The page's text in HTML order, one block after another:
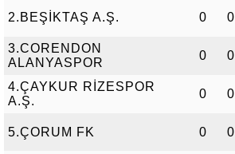
2.BEŞİKTAŞ A.Ş. 0 0
3.CORENDON
ALANYASPOR
0 0
4.ÇAYKUR RİZESPOR
A.Ş.
0 0
5.ÇORUM FK 0 0